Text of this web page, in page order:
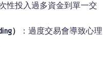
性投入過多資金到單一交
）
：過度交易會導致心理